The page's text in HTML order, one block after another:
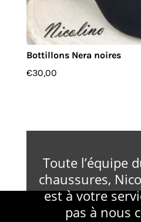
Bottillons Nera noires
€30,00
Toute l’équipe
chaussures,
est à votre
pas à nous